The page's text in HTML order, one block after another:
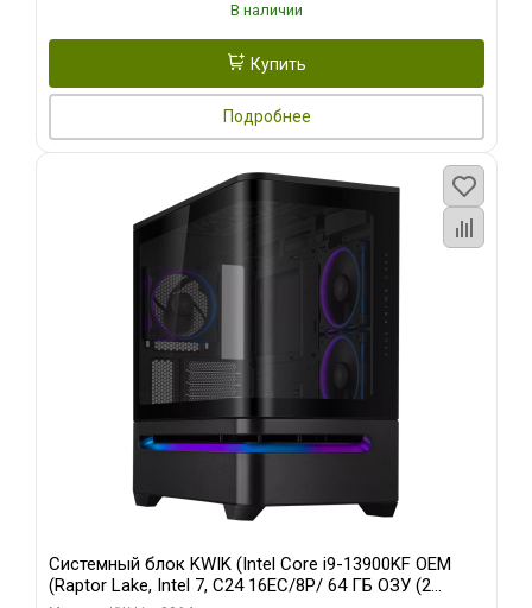
В наличии
Купить
Подробнее
Системный блок KWIK (Intel Core i9-13900KF OEM
(Raptor Lake, Intel 7, C24 16EC/8P/ 64 ГБ ОЗУ (2